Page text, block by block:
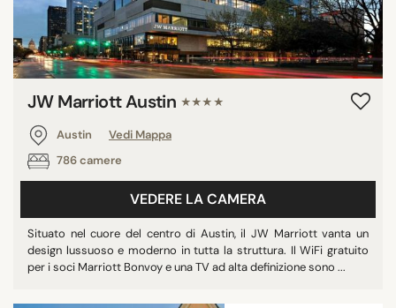
JW Marriott Austin ★★★★
Austin
Vedi Mappa
786 camere
VEDERE LA CAMERA
Situato nel cuore del centro di Austin, il JW Marriott vanta un
design lussuoso e moderno in tutta la struttura. Il WiFi gratuito
per i soci Marriott Bonvoy e una TV ad alta definizione sono ...